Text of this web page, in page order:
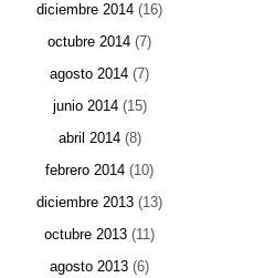
diciembre 2014 (16)
octubre 2014 (7)
agosto 2014 (7)
junio 2014(15)
abril 2014(8)
febrero 2014 (10)
diciembre 2013 (13)
octubre 2013 (11)
agosto 2013 (6)